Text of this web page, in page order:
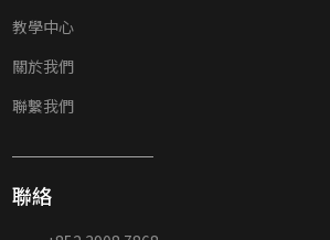
教學中心
關於我們
聯繫我們
聯絡